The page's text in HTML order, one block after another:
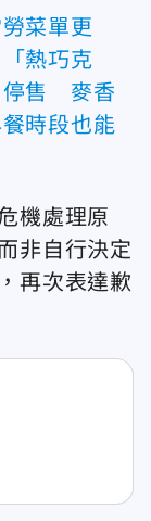
菜單更
熱巧克
停售 麥香
時段也能
機處理原
非自行決定
再次表達歉